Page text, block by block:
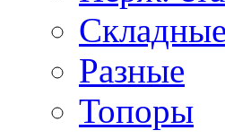
Разные
Топоры